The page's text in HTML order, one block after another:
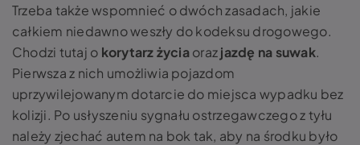
Trzeba także wspomnieć o dwóch zasadach, jakie
całkiem niedawno weszły do kodeksu drogowego.
Chodzi tutaj o korytarz życiaorazjazdę na suwak.
Pierwsza z nich umożliwia pojazdom
uprzywilejowanym dotarcie do miejsca wypadku bez
kolizji. Po usłyszeniu sygnału ostrzegawczego z tyłu
należy zjechać autem na bok tak, aby na środku było